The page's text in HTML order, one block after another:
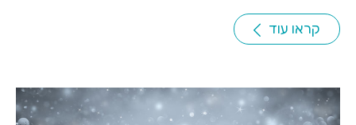
קראו עוד